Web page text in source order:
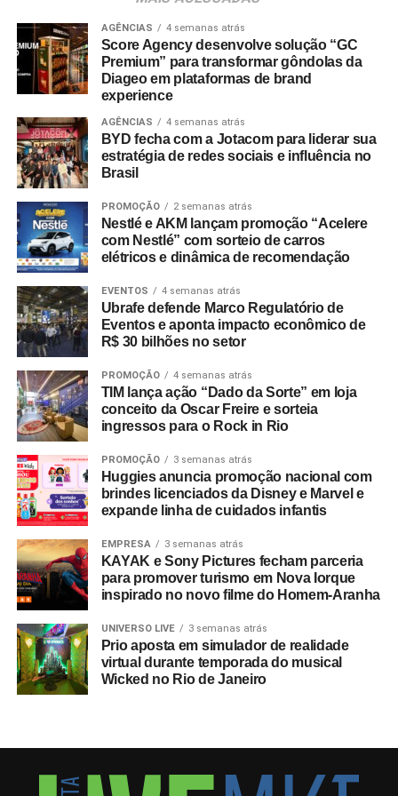
Travel Index
apontam que 80% dos colaboradores
consideram viagens de incentivo a forma mais relevante
de reconhecimento profissional — contra 20% que optam
por bonificações financeiras ou bens materiais. A
pesquisa revela ainda que essas ativações aumentam a
retenção de lembrança de marca em até 35%, além de
96% dos entrevistados relatarem incremento na
motivação.
No âmbito comercial, organizações com programas
estruturados de viagens de incentivo registram até três
vezes mais chances de ultrapassar suas metas de
programas similares.
A Copa do Mundo do México, Estados Unidos e Canadá
Segundo números da FIFA, foram comercializados mais
de 607 mil pacotes de hospitalidade durante o torneio
mundial. Do total de compradores corporativos do
figurando o Brasil entre os dez principais mercados
globais consumidores da modalidade.
A relevância das experiências esportivas de grande porte
exige planejamento de longo prazo, com marcas já
estruturando ações voltadas para a Copa do Mundo de
2030, que terá partidas distribuídas entre Espanha,
Entre as sedes, o governo do Marrocos antecipou
investimentos por meio do programaAirports 2030
focado em expandir a capacidade para 80 milhões de
apresentará um nível de complexidade inédito para os
AGÊNCIAS 4 semanas atrás
Score Agency desenvolve solução “GC
Premium” para transformar gôndolas da
Diageo em plataformas de brand
experience
AGÊNCIAS 4 semanas atrás
BYD fecha com a Jotacom para liderar sua
estratégia de redes sociais e influência no
Brasil
PROMOÇÃO 2 semanas atrás
Nestlé e AKM lançam promoção “Acelere
com Nestlé” com sorteio de carros
elétricos e dinâmica de recomendação
EVENTOS 4 semanas atrás
Ubrafe defende Marco Regulatório de
Eventos e aponta impacto econômico de
R$ 30 bilhões no setor
PROMOÇÃO 4 semanas atrás
TIM lança ação “Dado da Sorte” em loja
conceito da Oscar Freire e sorteia
ingressos para o Rock in Rio
PROMOÇÃO 3 semanas atrás
Huggies anuncia promoção nacional com
brindes licenciados da Disney e Marvel e
expande linha de cuidados infantis
EMPRESA 3 semanas atrás
KAYAK e Sony Pictures fecham parceria
para promover turismo em Nova Iorque
inspirado no novo filme do Homem-Aranha
UNIVERSO LIVE 3 semanas atrás
Prio aposta em simulador de realidade
virtual durante temporada do musical
Wicked no Rio de Janeiro